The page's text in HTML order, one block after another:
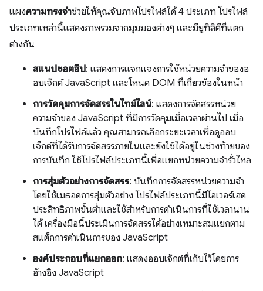
แผงความทรงจำช่วยให้คุณจับภาพโปรไฟล์ได้ 4 ประเภท โปรไฟล์
ประเภทเหล่านี้แสดงภาพรวมจากมุมมองต่างๆ และมียูทิลิตีที่แตก
ต่างกัน
สแนปชอตฮีป: แสดงการแจกแจงการใช้หน่วยความจำของอ
อบเจ็กต์ JavaScript และโหนด DOM ที่เกี่ยวข้องในหน้า
การวัดคุมการจัดสรรในไทม์ไลน์: แสดงการจัดสรรหน่วย
ความจําของ JavaScript ที่มีการวัดคุมเมื่อเวลาผ่านไป เมื่อ
บันทึกโปรไฟล์แล้ว คุณสามารถเลือกระยะเวลาเพื่อดูออบ
เจ็กต์ที่ได้รับการจัดสรรภายในและยังใช้ได้อยู่ในช่วงท้ายของ
การบันทึก ใช้โปรไฟล์ประเภทนี้เพื่อแยกหน่วยความจำรั่วไหล
การสุ่มตัวอย่างการจัดสรร: บันทึกการจัดสรรหน่วยความจํา
โดยใช้เมธอดการสุ่มตัวอย่าง โปรไฟล์ประเภทนี้มีโอเวอร์เฮด
ประสิทธิภาพขั้นต่ำและใช้สำหรับการดำเนินการที่ใช้เวลานาน
ได้ เครื่องมือนี้ประเมินการจัดสรรได้อย่างเหมาะสมแยกตาม
สแต็กการดำเนินการของ JavaScript
องค์ประกอบที่แยกออก: แสดงออบเจ็กต์ที่เก็บไว้โดยการ
อ้างอิง JavaScript